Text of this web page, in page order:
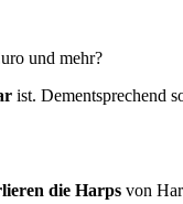
und mehr?
ist. Dementsprechend
die Harps von